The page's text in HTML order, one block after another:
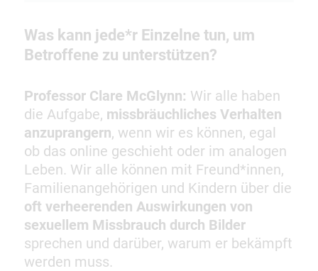
Was kann jede*r Einzelne tun, um
Betroffene zu unterstützen?
Professor Clare McGlynn: Wir alle haben
die Aufgabe, missbräuchliches Verhalten
anzuprangern, wenn wir es können, egal
ob das online geschieht oder im analogen
Leben. Wir alle können mit Freund*innen,
Familienangehörigen und Kindern über die
oft verheerenden Auswirkungen von
sexuellem Missbrauch durch Bilder
sprechen und darüber, warum er bekämpft
werden muss.